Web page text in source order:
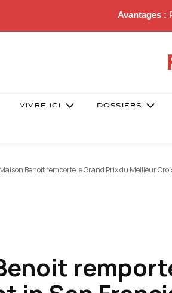
Avantages :
VIVRE ICI DOSSIERS
Maison Benoit remporte le Grand Prix du Meilleur